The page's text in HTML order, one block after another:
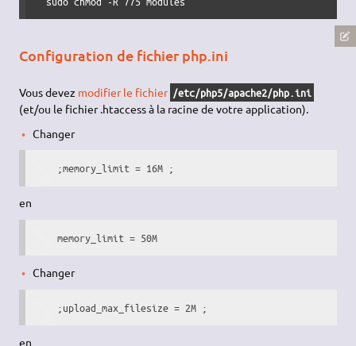
Configuration de fichier php.ini
Vous devez modifier le fichier /etc/php5/apache2/php.ini
(et/ou le fichier .htaccess à la racine de votre application).
Changer
    ;memory_limit = 16M ;
en
    memory_limit = 50M
Changer
    ;upload_max_filesize = 2M ;
en